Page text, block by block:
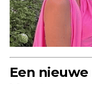
Een nieuwe